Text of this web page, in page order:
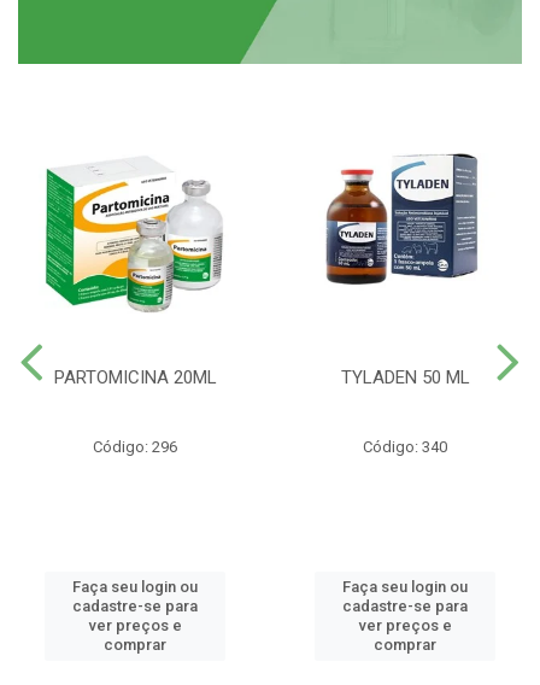
PARTOMICINA 20ML
Código: 296
Faça seu login ou
cadastre-se para
ver preços e
comprar
TYLADEN 50 ML
Código: 340
Faça seu login ou
cadastre-se para
ver preços e
comprar